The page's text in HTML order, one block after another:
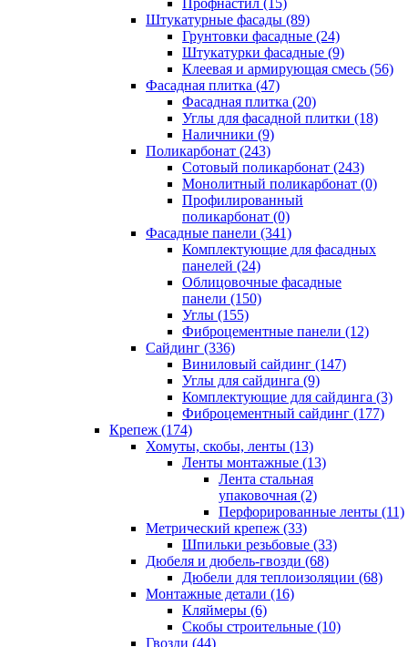
Профнастил (15)
Штукатурные фасады (89)
Грунтовки фасадные (24)
Штукатурки фасадные (9)
Клеевая и армирующая смесь (56)
Фасадная плитка (47)
Фасадная плитка (20)
Углы для фасадной плитки (18)
Наличники (9)
Поликарбонат (243)
Сотовый поликарбонат (243)
Монолитный поликарбонат (0)
Профилированный
поликарбонат (0)
Фасадные панели (341)
Комплектующие для фасадных
панелей (24)
Облицовочные фасадные
панели (150)
Углы (155)
Фиброцементные панели (12)
Сайдинг (336)
Виниловый сайдинг (147)
Углы для сайдинга (9)
Комплектующие для сайдинга (3)
Фиброцементный сайдинг (177)
Крепеж (174)
Хомуты, скобы, ленты (13)
Ленты монтажные (13)
Лента стальная
упаковочная (2)
Перфорированные ленты (11)
Метрический крепеж (33)
Шпильки резьбовые (33)
Дюбеля и дюбель-гвозди (68)
Дюбели для теплоизоляции (68)
Монтажные детали (16)
Кляймеры (6)
Скобы строительные (10)
Гвозди (44)